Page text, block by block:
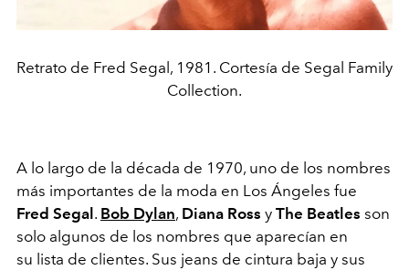
Retrato de Fred Segal, 1981. Cortesía de Segal Family
Collection.
A lo largo de la década de 1970, uno de los nombres
más importantes de la moda en Los Ángeles fue
Fred Segal . Bob Dylan, Diana Ross y The Beatles son
solo algunos de los nombres que aparecían en
su lista de clientes. Sus jeans de cintura baja y sus